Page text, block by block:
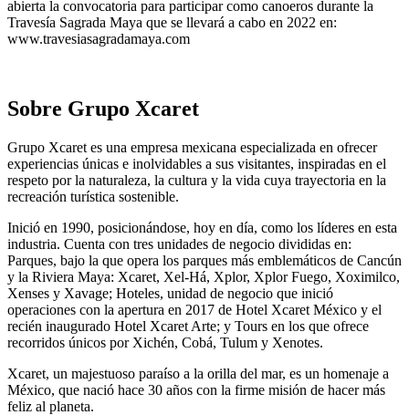
abierta la convocatoria para participar como canoeros durante la
Travesía Sagrada Maya que se llevará a cabo en 2022 en:
www.travesiasagradamaya.com
Sobre Grupo Xcaret
Grupo Xcaret es una empresa mexicana especializada en ofrecer
experiencias únicas e inolvidables a sus visitantes, inspiradas en el
respeto por la naturaleza, la cultura y la vida cuya trayectoria en la
recreación turística sostenible.
Inició en 1990, posicionándose, hoy en día, como los líderes en esta
industria. Cuenta con tres unidades de negocio divididas en:
Parques, bajo la que opera los parques más emblemáticos de Cancún
y la Riviera Maya: Xcaret, Xel-Há, Xplor, Xplor Fuego, Xoximilco,
Xenses y Xavage; Hoteles, unidad de negocio que inició
operaciones con la apertura en 2017 de Hotel Xcaret México y el
recién inaugurado Hotel Xcaret Arte; y Tours en los que ofrece
recorridos únicos por Xichén, Cobá, Tulum y Xenotes.
Xcaret, un majestuoso paraíso a la orilla del mar, es un homenaje a
México, que nació hace 30 años con la firme misión de hacer más
feliz al planeta.